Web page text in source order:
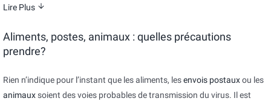
Lire Plus
Aliments, postes, animaux : quelles précautions
prendre?
Rien n’indique pour l’instant que les aliments, lesenvois postauxou les
animauxsoient des voies probables de transmission du virus. Il est